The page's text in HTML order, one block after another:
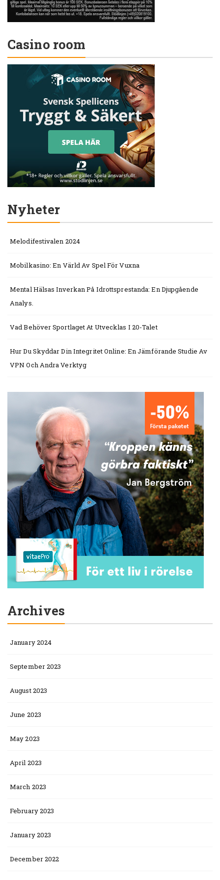
Casino room
Nyheter
Melodifestivalen 2024
Mobilkasino: En Värld Av Spel För Vuxna
Mental Hälsas Inverkan På Idrottsprestanda: En Djupgående
Analys.
Vad Behöver Sportlaget At Utvecklas I 20-Talet
Hur Du Skyddar Din Integritet Online: En Jämförande Studie Av
VPN Och Andra Verktyg
Archives
January 2024
September 2023
August 2023
June 2023
May 2023
April 2023
March 2023
February 2023
January 2023
December 2022